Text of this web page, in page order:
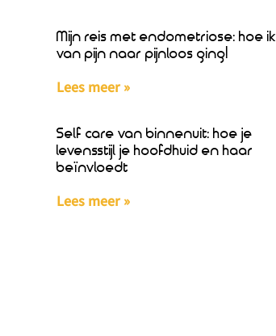
Mijn reis met endometriose: hoe ik
van pijn naar pijnloos ging!
Lees meer »
Self care van binnenuit: hoe je
levensstijl je hoofdhuid en haar
beïnvloedt
Lees meer »